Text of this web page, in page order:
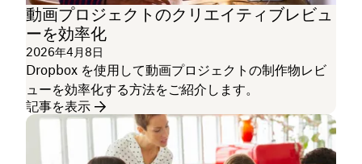
動画プロジェクトのクリエイティブレビュ
ーを効率化
2026年4月8日
Dropbox を使用して動画プロジェクトの制作物レビ
ューを効率化する方法をご紹介します。
記事を表示